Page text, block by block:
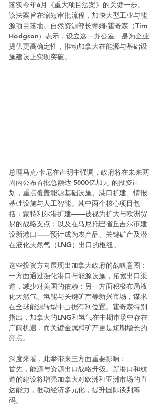
落实今年6月《重大项目法案》的关键一步。
该法案旨在缩短审批流程，加快大型工业与能
源项目落地。自然资源部长蒂姆·霍奇森（Tim
Hodgson）表示，设立这一办公室，是为企业
提供更高确定性，推动加拿大在能源与基础设
施建设上实现突破。
总理马克·卡尼在声明中强调，政府将在未来两
周内公布首批总额达 5000亿加元 的投资计
划，重点覆盖能源基础设施、港口扩建、情报
基础设施与人工智能。其中两个核心项目包
括：蒙特利尔港扩建——被视为扩大与欧洲贸
易的战略支点；以及在马尼托巴省丘吉尔市建
设新港口——预计成为农产品、关键矿产及潜
在液化天然气（LNG）出口的枢纽。
这些投资方向展现出加拿大政府的战略意图：
一方面通过强化港口与能源设施，拓宽出口渠
道，减少对美国的依赖；另一方面积极布局液
化天然气、氢能与关键矿产等新兴市场，谋求
在全球能源转型中占据有利位置。霍奇森特别
指出，加拿大的LNG和氢气在中期市场中存在
广阔机遇，而关键金属和矿产更是短期增长的
亮点。
深度来看，此举带来三方面重要影响：
首先，能源与资源出口战略升级。新港口和航
道的建设将增强加拿大对欧洲和亚洲市场的直
达能力，推动经济多元化，提升国际谈判筹
码。